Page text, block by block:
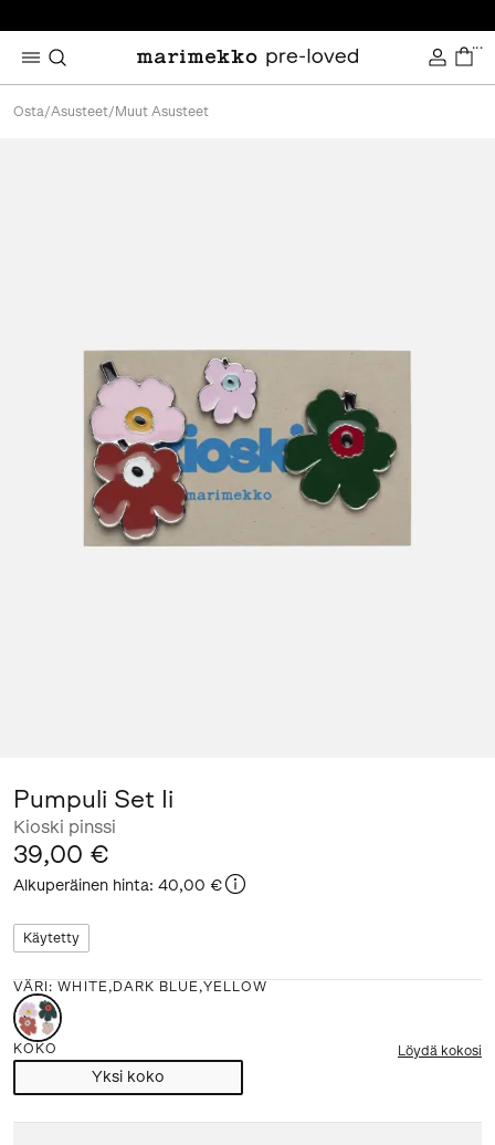
...
Osta/Asusteet/ Muut Asusteet
Pumpuli Set Ii
Kioski pinssi
39,00 €
Alkuperäinen hinta: 40,00 €
Käytetty
VÄRI :WHITE,DARK BLUE,YELLOW
KOKO Löydä kokosi
Yksi koko